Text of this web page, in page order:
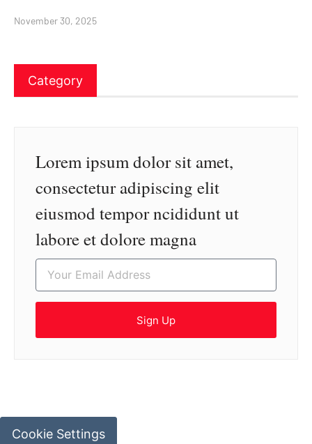
November 30, 2025
Category
Lorem ipsum dolor sit amet,
consectetur adipiscing elit
eiusmod tempor ncididunt ut
labore et dolore magna
Sign Up
Cookie Settings